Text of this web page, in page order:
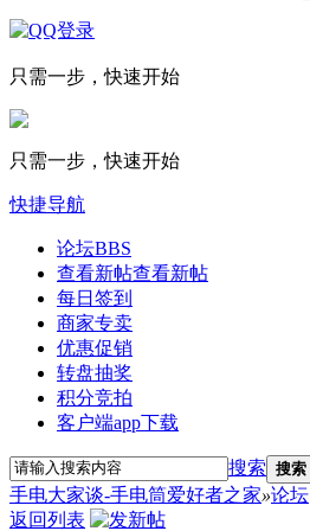
只需一步，快速开始
只需一步，快速开始
快捷导航
论坛BBS
查看新帖查看新帖
每日签到
商家专卖
优惠促销
转盘抽奖
积分竞拍
客户端app下载
搜索 搜索
手电大家谈-手电筒爱好者之家»论坛
返回列表